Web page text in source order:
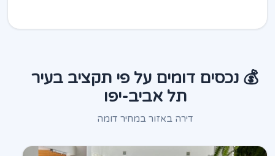
💰 נכסים דומים על פי תקציב בעיר
תל אביב-יפו
דירה באזור במחיר דומה